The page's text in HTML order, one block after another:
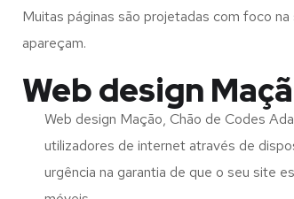
Muitas páginas são projetadas com foco
apareçam.
Web design
Web design Mação, Chão de Codes
utilizadores de internet através de
urgência na garantia de que o seu site